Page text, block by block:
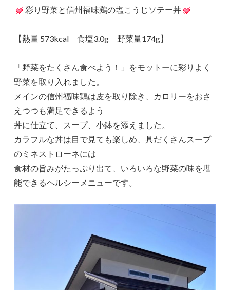
彩り野菜と信州福味鶏の塩こうじソテー丼
【熱量 573kcal 食塩3.0g 野菜量174g】
「野菜をたくさん食べよう！」をモットーに彩りよく
野菜を取り入れました。
メインの信州福味鶏は皮を取り除き、カロリーをおさ
えつつも満足できるよう
丼に仕立て、スープ、小鉢を添えました。
カラフルな丼は目で見ても楽しめ、具だくさんスープ
のミネストローネには
食材の旨みがたっぷり出て、いろいろな野菜の味を堪
能できるヘルシーメニューです。